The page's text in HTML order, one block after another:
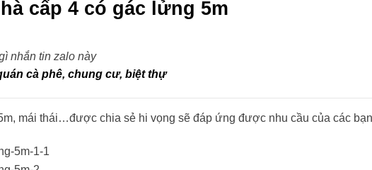
cấp 4 có gác lửng 5m
nhắn tin zalo này
cà phê, chung cư, biệt thự
mái thái…được chia sẻ hi vọng sẽ đáp ứng được nhu cầu của các